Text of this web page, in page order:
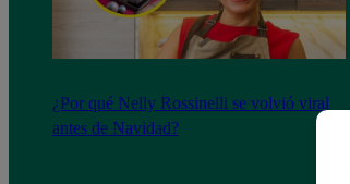
¿Por qué Nelly Rossinelli se volvió viral
antes de Navidad?